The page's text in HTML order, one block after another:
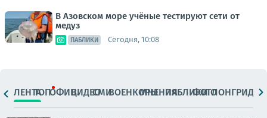
В Азовском море учёные тестируют сети от
медуз
ПАБЛИКИ Сегодня, 10:08
ЛЕНТАТОПОФИЦ.ВИДЕОСМИВОЕНКОРЫМНЕНИЯПАБЛИКИ
ФОТОЛОНГРИДЫ